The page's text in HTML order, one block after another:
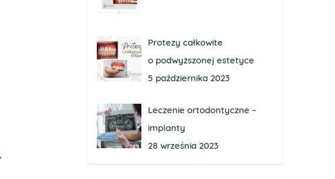
Protezy całkowite
o podwyższonej estetyce
5 października 2023
Leczenie ortodontyczne –
implanty
28 września 2023